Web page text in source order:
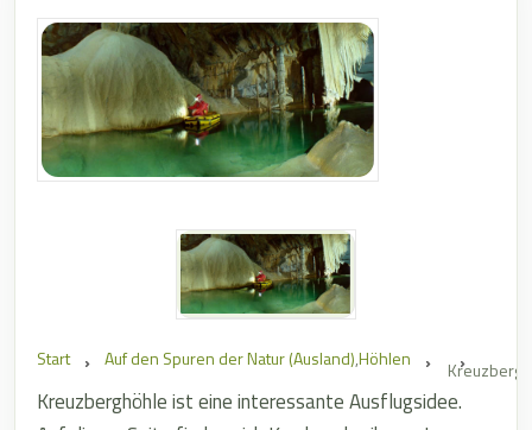
Start Auf den Spuren der Natur (Ausland),Höhlen
Kreuzberghöhle ist eine interessante Ausflugsidee.